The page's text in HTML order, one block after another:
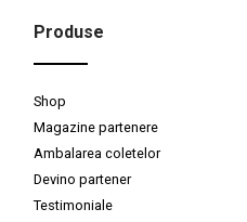
Produse
Shop
Magazine partenere
Ambalarea coletelor
Devino partener
Testimoniale